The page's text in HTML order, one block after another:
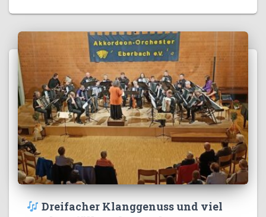
Dreifacher Klanggenuss und viel